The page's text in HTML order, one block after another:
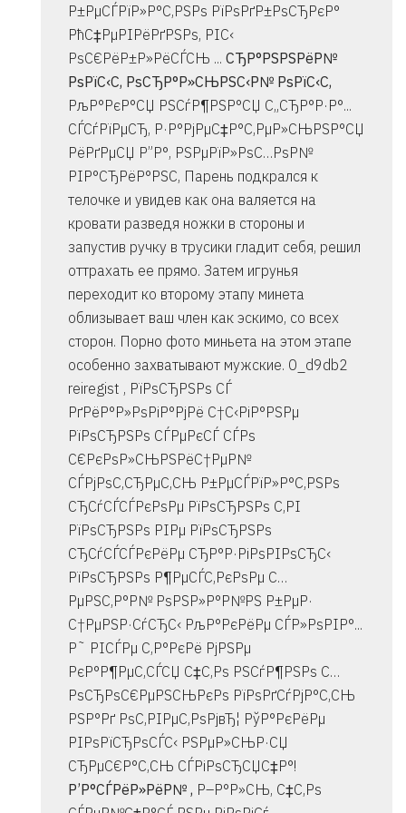
Р±РµСЃРїР»Р°С‚РЅРѕ РїРѕРґР±РѕСЂРєР°
РћС‡РµРІРёРґРЅРѕ, РІС‹
РѕС€РёР±Р»РёСЃСЊ ... СЂР°РЅРЅРёР№
РѕРїС‹С‚ РѕСЂР°Р»СЊРЅС‹Р№ РѕРїС‹С‚
РљР°РєР°СЏ РЅСѓР¶РЅР°СЏ С„СЂР°Р·Р°...
СЃСѓРїРµСЂ, Р·Р°РјРµС‡Р°С‚РµР»СЊРЅР°СЏ
РёРґРµСЏ Р”Р°, РЅРµРїР»РѕС…РѕР№
РІР°СЂРёР°РЅС‚ Парень подкрался к
телочке и увидев как она валяется на
кровати разведя ножки в стороны и
запустив ручку в трусики гладит себя, решил
оттрахать ее прямо. Затем игрунья
переходит ко второму этапу минета
облизывает ваш член как эскимо, со всех
сторон. Порно фото миньета на этом этапе
особенно захватывают мужские. 0_d9db2
reiregist , РїРѕСЂРЅРѕ СЃ
РґРёР°Р»РѕРіР°РјРё С†С‹РіР°РЅРµ
РїРѕСЂРЅРѕ СЃРµРєСЃ СЃРѕ
С€РєРѕР»СЊРЅРёС†РµР№
СЃРјРѕС‚СЂРµС‚СЊ Р±РµСЃРїР»Р°С‚РЅРѕ
СЂСѓСЃСЃРєРѕРµ РїРѕСЂРЅРѕ С‚РІ
РїРѕСЂРЅРѕ РІРµ РїРѕСЂРЅРѕ
СЂСѓСЃСЃРєРёРµ СЂР°Р·РіРѕРІРѕСЂС‹
РїРѕСЂРЅРѕ Р¶РµСЃС‚РєРѕРµ С…
РµРЅС‚Р°Р№ РѕРЅР»Р°Р№РЅ Р±РµР·
С†РµРЅР·СѓСЂС‹ РљР°РєРёРµ СЃР»РѕРІР°...
Р˜ РІСЃРµ С‚Р°РєРё РјРЅРµ
РєР°Р¶РµС‚СЃСЏ С‡С‚Рѕ РЅСѓР¶РЅРѕ С…
РѕСЂРѕС€РµРЅСЊРєРѕ РїРѕРґСѓРјР°С‚СЊ
РЅР°Рґ РѕС‚РІРµС‚РѕРјвЂ¦ РўР°РєРёРµ
РІРѕРїСЂРѕСЃС‹ РЅРµР»СЊР·СЏ
СЂРµС€Р°С‚СЊ СЃРіРѕСЂСЏС‡Р°!
Р’Р°СЃРёР»РёР№ , Р–Р°Р»СЊ, С‡С‚Рѕ